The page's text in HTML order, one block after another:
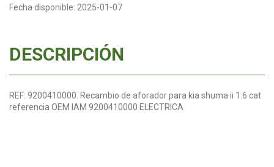
Fecha disponible: 2025-01-07
DESCRIPCIÓN
REF: 9200410000. Recambio de aforador para kia shuma ii 1.6 cat
referencia OEM IAM 9200410000 ELECTRICA